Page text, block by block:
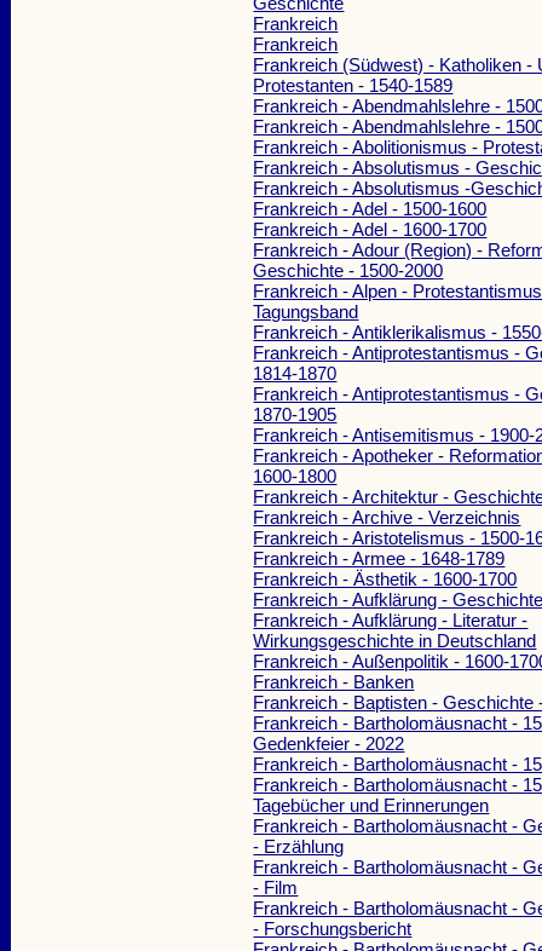
Frankreich
Frankreich
Frankreich (Südwest) - Katholiken -
Protestanten - 1540-1589
Frankreich - Abendmahlslehre -
Frankreich - Abendmahlslehre -
Frankreich - Abolitionismus -
Frankreich - Absolutismus -
Frankreich - Absolutismus -
Frankreich - Adel - 1500-1600
Frankreich - Adel - 1600-1700
Frankreich - Adour (Region) -
Geschichte - 1500-2000
Frankreich - Alpen -
Tagungsband
Frankreich - Antiklerikalismus -
Frankreich - Antiprotestantismus -
1814-1870
Frankreich - Antiprotestantismus -
1870-1905
Frankreich - Antisemitismus - 1900-
Frankreich - Apotheker -
1600-1800
Frankreich - Architektur -
Frankreich - Archive - Verzeichnis
Frankreich - Aristotelismus - 1500-
Frankreich - Armee - 1648-1789
Frankreich - Ästhetik - 1600-1700
Frankreich - Aufklärung -
Frankreich - Aufklärung - Literatur -
Wirkungsgeschichte in Deutschland
Frankreich - Außenpolitik - 1600-
Frankreich - Banken
Frankreich - Baptisten - Geschichte
Frankreich - Bartholomäusnacht -
Gedenkfeier - 2022
Frankreich - Bartholomäusnacht -
Frankreich - Bartholomäusnacht -
Tagebücher und Erinnerungen
Frankreich - Bartholomäusnacht -
- Erzählung
Frankreich - Bartholomäusnacht -
- Film
Frankreich - Bartholomäusnacht -
- Forschungsbericht